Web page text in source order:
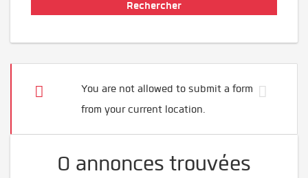
You are not allowed to submit a form
from your current location.
0 annonces trouvées